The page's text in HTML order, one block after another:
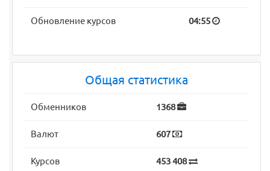
Обновление курсов 04:55
Общая статистика
Обменников 1368
Валют 607
Курсов 453 408